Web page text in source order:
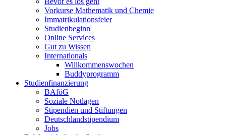
Vorkurse Mathematik und Chemie
Immatrikulationsfeier
Studienbeginn
Online Services
Gut zu Wissen
Internationals
Willkommenswochen
Buddyprogramm
Studienfinanzierung
BAföG
Soziale Notlagen
Stipendien und Stiftungen
Deutschlandstipendium
Jobs